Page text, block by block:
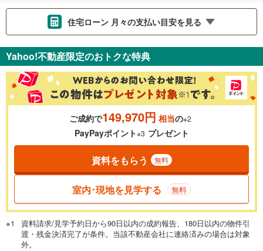
住宅ローン 月々の支払い目安を見る
金利 ％
0.01%
一般的には最長35年まで借り入れ可能です。多くの金融機関
が完済時の年齢は80歳までを条件としています。
閉じる
頭金 万円
Yahoo!不動産限定のおトクな特典
ご成約で149,970円 相当の※2
PayPayポイント※3 プレゼント
資料をもらう 無料
室内･現地を見学する 無料
資料請求/見学予約日から90日以内の成約報告、180日以内の物件引
渡・残金決済完了が条件。当該不動産会社に連絡済みの場合は対象
外。